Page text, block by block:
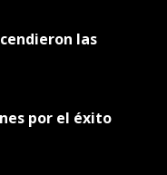
las
por el éxito